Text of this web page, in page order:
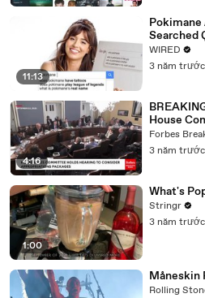
11:13
Pokimane
Searched
WIRED
3 năm trước
4:16
House
Vote For
Forbes
3 năm trước
1:00
What's
Stringr
3 năm trước
Måneskin
Rolling